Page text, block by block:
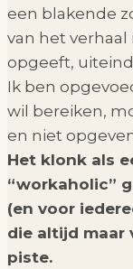
een blakende
van het
opgeeft,
Ik ben
wil bereiken,
en niet
Het klonk als
“workaholic”
(en voor
die altijd maar
piste.